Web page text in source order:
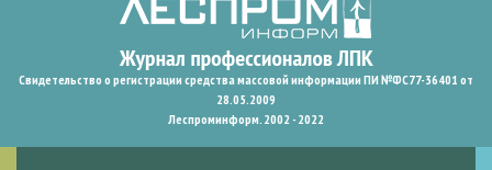
Свидетельство о регистрации средства массовой информации ПИ №ФС77-36401 от
28.05.2009
Леспроминформ. 2002 - 2022